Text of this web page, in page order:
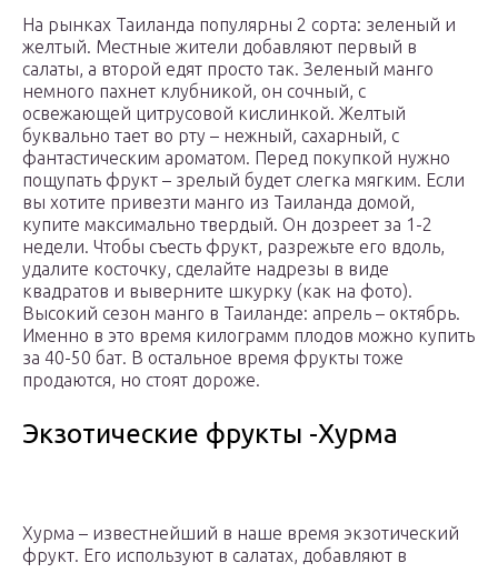
На рынках Таиланда популярны 2 сорта: зеленый и
желтый. Местные жители добавляют первый в
салаты, а второй едят просто так. Зеленый манго
немного пахнет клубникой, он сочный, с
освежающей цитрусовой кислинкой. Желтый
буквально тает во рту – нежный, сахарный, с
фантастическим ароматом. Перед покупкой нужно
пощупать фрукт – зрелый будет слегка мягким. Если
вы хотите привезти манго из Таиланда домой,
купите максимально твердый. Он дозреет за 1-2
недели. Чтобы съесть фрукт, разрежьте его вдоль,
удалите косточку, сделайте надрезы в виде
квадратов и выверните шкурку (как на фото).
Высокий сезон манго в Таиланде: апрель – октябрь.
Именно в это время килограмм плодов можно купить
за 40-50 бат. В остальное время фрукты тоже
продаются, но стоят дороже.
Экзотические фрукты -Хурма
Хурма – известнейший в наше время экзотический
фрукт. Его используют в салатах, добавляют в